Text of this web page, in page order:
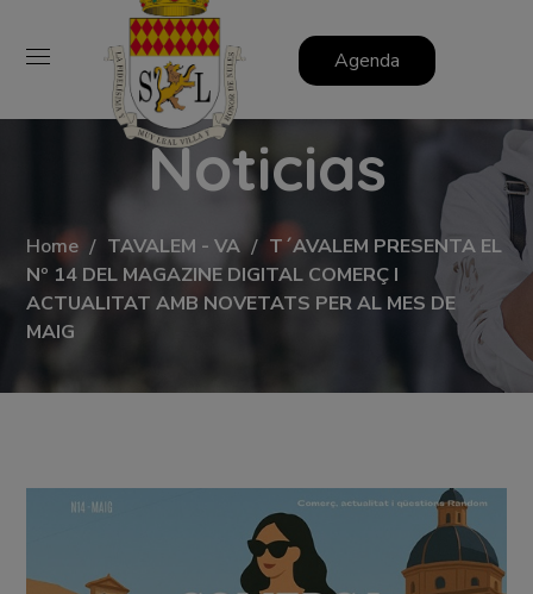
Agenda
Noticias
Home TAVALEM - VA
T´AVALEM PRESENTA EL
Nº 14 DEL MAGAZINE DIGITAL COMERÇ I
ACTUALITAT AMB NOVETATS PER AL MES DE
MAIG